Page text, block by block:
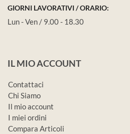
GIORNI LAVORATIVI / ORARIO:
Lun - Ven / 9.00 - 18.30
IL MIO ACCOUNT
Contattaci
Chi Siamo
Il mio account
I miei ordini
Compara Articoli